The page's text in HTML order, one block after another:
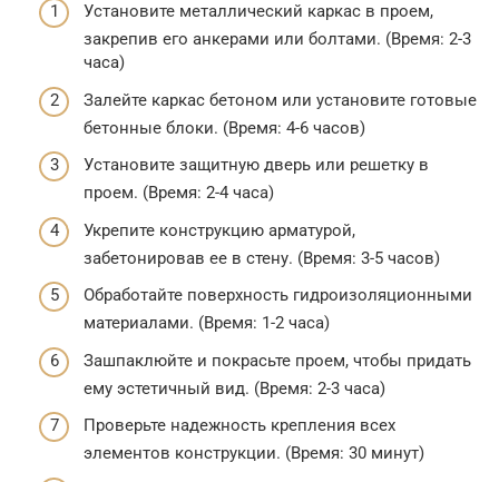
Установите металлический каркас в проем,
закрепив его анкерами или болтами. (Время: 2-3
часа)
Залейте каркас бетоном или установите готовые
бетонные блоки. (Время: 4-6 часов)
Установите защитную дверь или решетку в
проем. (Время: 2-4 часа)
Укрепите конструкцию арматурой,
забетонировав ее в стену. (Время: 3-5 часов)
Обработайте поверхность гидроизоляционными
материалами. (Время: 1-2 часа)
Зашпаклюйте и покрасьте проем, чтобы придать
ему эстетичный вид. (Время: 2-3 часа)
Проверьте надежность крепления всех
элементов конструкции. (Время: 30 минут)